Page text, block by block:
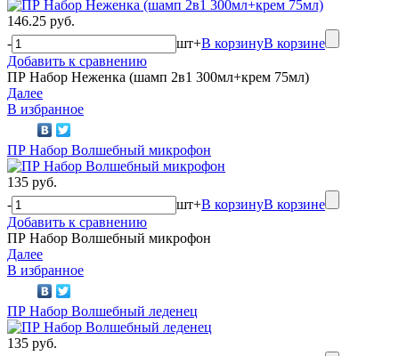
146.25 руб.
-
шт+В корзинуВ корзине
Добавить к сравнению
ПР Набор Неженка (шамп 2в1 300мл+крем 75мл)
Далее
В избранное
ПР Набор Волшебный микрофон
135 руб.
-
шт+В корзинуВ корзине
Добавить к сравнению
ПР Набор Волшебный микрофон
Далее
В избранное
ПР Набор Волшебный леденец
135 руб.